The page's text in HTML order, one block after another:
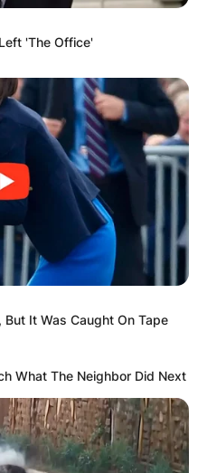
'The Office'
It Was Caught On Tape
What The Neighbor Did Next